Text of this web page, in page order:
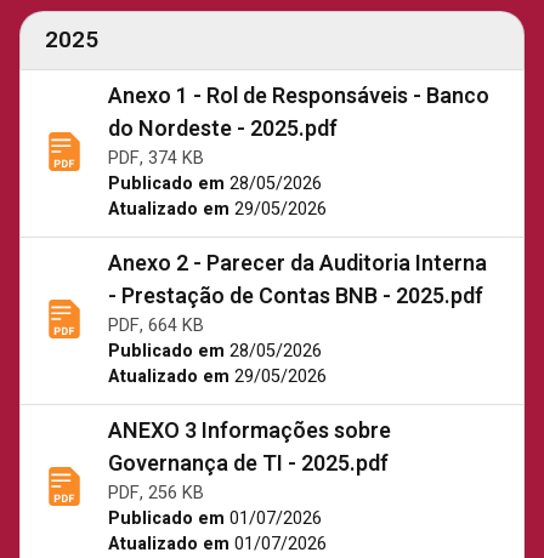
2025
Anexo 1 - Rol de Responsáveis - Banco
do Nordeste - 2025.pdf
PDF, 374 KB
Publicado em 28/05/2026
Atualizado em 29/05/2026
Anexo 2 - Parecer da Auditoria Interna
- Prestação de Contas BNB - 2025.pdf
PDF, 664 KB
Publicado em 28/05/2026
Atualizado em 29/05/2026
ANEXO 3 Informações sobre
Governança de TI - 2025.pdf
PDF, 256 KB
Publicado em 01/07/2026
Atualizado em 01/07/2026